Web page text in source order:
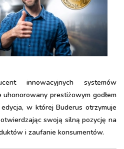
innowacyjnych systemów
prestiżowym godłem
w której Buderus otrzymuje
swoją silną pozycję na
i zaufanie konsumentów.